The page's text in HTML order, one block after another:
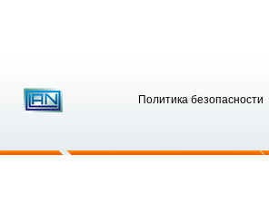
Политика безопасности